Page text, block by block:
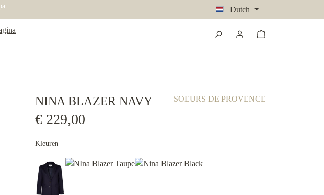
Dutch
NINA BLAZER NAVY SOEURS DE PROVENCE
€ 229,00
Kleuren